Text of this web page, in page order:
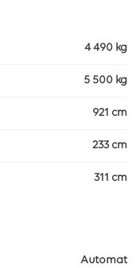
4 490 kg
5 500 kg
921 cm
233 cm
311 cm
Automat